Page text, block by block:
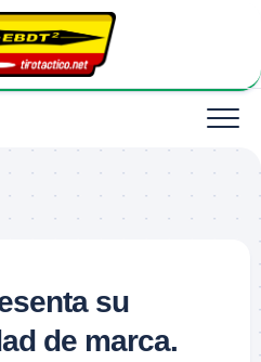
su
de marca.